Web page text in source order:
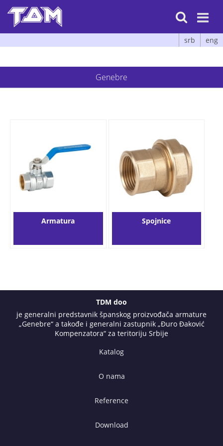

srb eng
Genebre
Armatura Spojnice
TDM doo
je generalni predstavnik španskog proizvođača armature
„Genebre“ a takođe i generalni zastupnik „Đuro Đaković
Kompenzatora“ za teritoriju Srbije
Katalog
O nama
Reference
Download